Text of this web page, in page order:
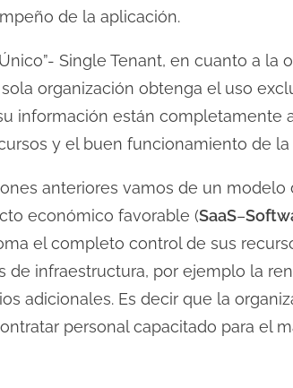
de la aplicación.
Single Tenant, en cuanto a la
organización obtenga el uso
información están completamente
y el buen funcionamiento de la
anteriores vamos de un
económico favorable (SaaS–
el completo control de sus
infraestructura, por ejemplo la
adicionales. Es decir que la
personal capacitado para el